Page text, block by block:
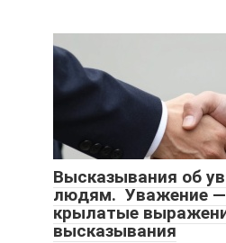
Высказывания об
людям. Уважение
крылатые
высказывания